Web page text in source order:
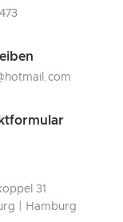
31
| Hamburg